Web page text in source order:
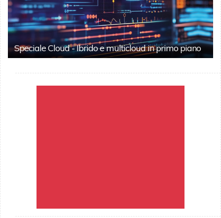
Speciale Cloud - Ibrido e multicloud in primo piano